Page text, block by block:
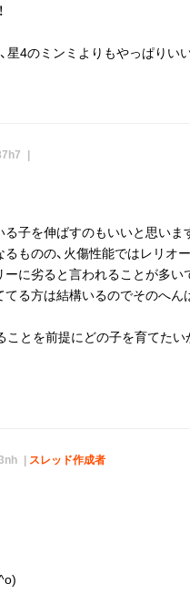
星4のミンミよりもやっぱりい
子を伸ばすのもいいと思いま
ものの、火傷性能ではレリオ
に劣ると言われることが多い
る方は結構いるのでそのへん
とを前提にどの子を育てたい
スレッド作成者